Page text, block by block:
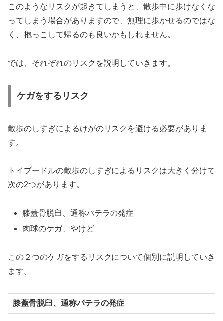
このようなリスクが起きてしまうと、散歩中に歩けなくな
ってしまう場合がありますので、無理に歩かせるのではな
く、抱っこして帰るのも良いかもしれません。
では、それぞれのリスクを説明していきます。
ケガをするリスク
散歩のしすぎによるけがのリスクを避ける必要がありま
す。
トイプードルの散歩のしすぎによるリスクは大きく分けて
次の2つがあります。
膝蓋骨脱臼、通称パテラの発症
肉球のケガ、やけど
この２つのケガをするリスクについて個別に説明していき
ます。
膝蓋骨脱臼、通称パテラの発症